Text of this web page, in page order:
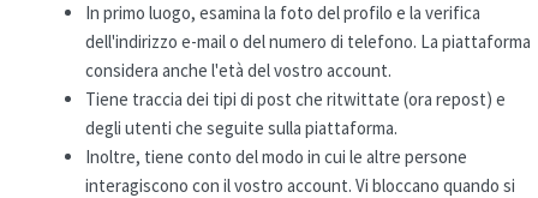
In primo luogo, esamina la foto del profilo e la verifica
dell'indirizzo e-mail o del numero di telefono. La piattaforma
considera anche l'età del vostro account.
Tiene traccia dei tipi di post che ritwittate (ora repost) e
degli utenti che seguite sulla piattaforma.
Inoltre, tiene conto del modo in cui le altre persone
interagiscono con il vostro account. Vi bloccano quando si